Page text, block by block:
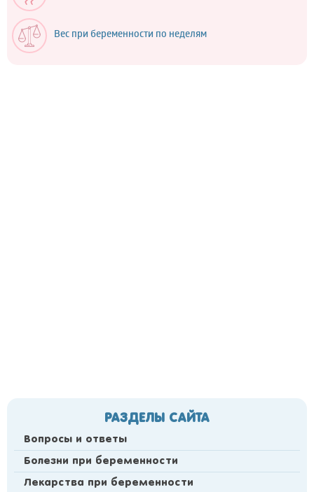
Вес при беременности по неделям
РАЗДЕЛЫ САЙТА
Вопросы и ответы
Болезни при беременности
Лекарства при беременности